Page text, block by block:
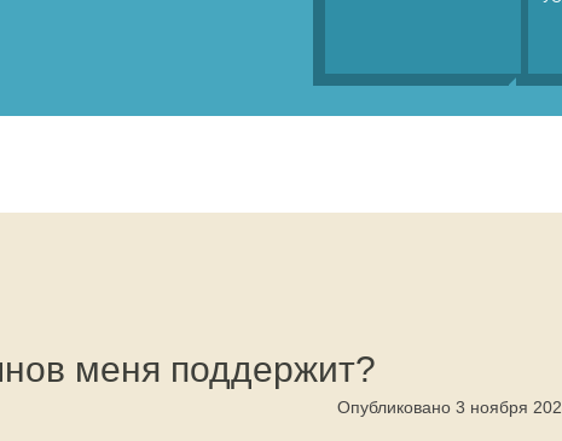
меня поддержит?
Опубликовано 3 ноября